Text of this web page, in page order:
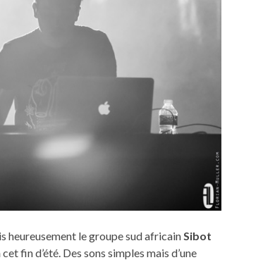
heureusement le groupe sud africainSibot
fin d’été. Des sons simples mais d’une